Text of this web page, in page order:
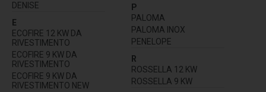
DENISE
E
ECOFIRE 12 KW DA
RIVESTIMENTO
ECOFIRE 9 KW DA
RIVESTIMENTO
ECOFIRE 9 KW DA
RIVESTIMENTO NEW
P
PALOMA
PALOMA INOX
PENELOPE
R
ROSSELLA 12 KW
ROSSELLA 9 KW